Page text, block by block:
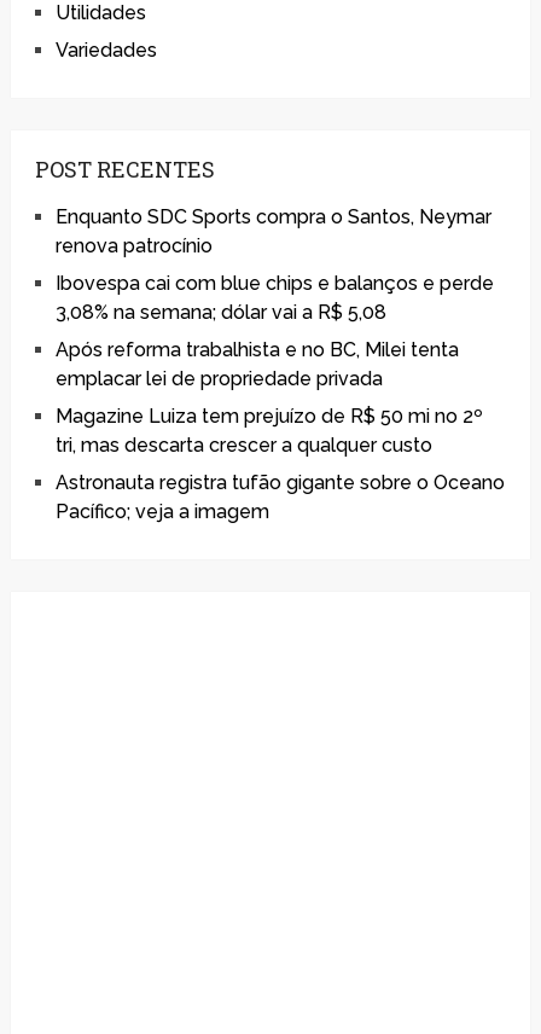
Utilidades
Variedades
POST RECENTES
Enquanto SDC Sports compra o Santos, Neymar
renova patrocínio
Ibovespa cai com blue chips e balanços e perde
3,08% na semana; dólar vai a R$ 5,08
Após reforma trabalhista e no BC, Milei tenta
emplacar lei de propriedade privada
Magazine Luiza tem prejuízo de R$ 50 mi no 2º
tri, mas descarta crescer a qualquer custo
Astronauta registra tufão gigante sobre o Oceano
Pacífico; veja a imagem